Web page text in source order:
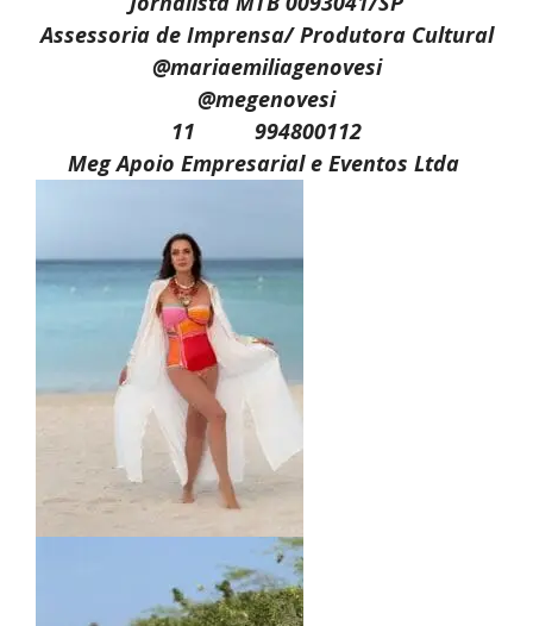
Assessoria de Imprensa/ Produtora Cultural
@mariaemiliagenovesi
@megenovesi
11 994800112
Meg Apoio Empresarial e Eventos Ltda